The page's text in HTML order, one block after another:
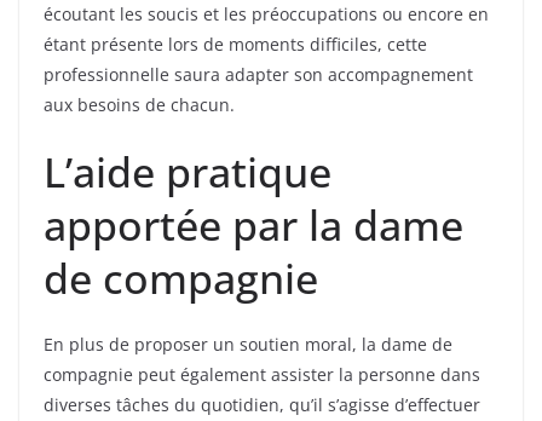
écoutant les soucis et les préoccupations ou encore en
étant présente lors de moments difficiles, cette
professionnelle saura adapter son accompagnement
aux besoins de chacun.
L’aide pratique
apportée par la dame
de compagnie
En plus de proposer un soutien moral, la dame de
compagnie peut également assister la personne dans
diverses tâches du quotidien, qu’il s’agisse d’effectuer